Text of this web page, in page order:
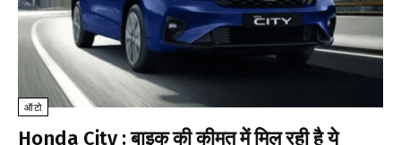
ऑटो
Honda City : बाइक की कीमत में मिल रही है ये